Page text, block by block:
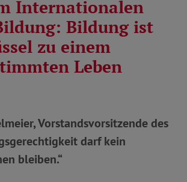
Internationalen
Bildung ist
zu einem
Leben
Vorstandsvorsitzende des
darf kein
bleiben.“